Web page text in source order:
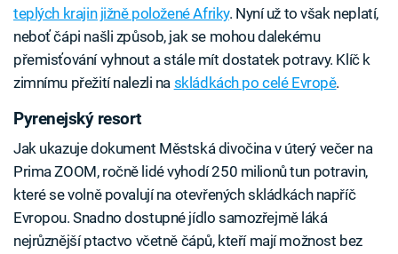
teplých krajin jižně položené Afriky. Nyní už to však neplatí,
neboť čápi našli způsob, jak se mohou dalekému
přemisťování vyhnout a stále mít dostatek potravy. Klíč k
zimnímu přežití nalezli na skládkách po celé Evropě.
Pyrenejský resort
Jak ukazuje dokument Městská divočina v úterý večer na
Prima ZOOM, ročně lidé vyhodí 250 milionů tun potravin,
které se volně povalují na otevřených skládkách napříč
Evropou. Snadno dostupné jídlo samozřejmě láká
nejrůznější ptactvo včetně čápů, kteří mají možnost bez